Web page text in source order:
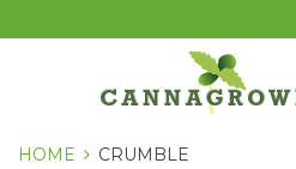
к
HOME CRUMBLE